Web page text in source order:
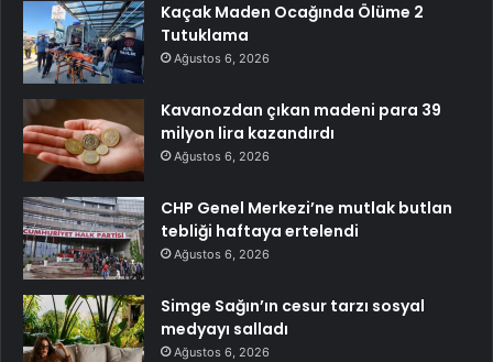
Kaçak Maden Ocağında Ölüme 2
Tutuklama
Ağustos 6, 2026
Kavanozdan çıkan madeni para 39
milyon lira kazandırdı
Ağustos 6, 2026
CHP Genel Merkezi’ne mutlak butlan
tebliği haftaya ertelendi
Ağustos 6, 2026
Simge Sağın’ın cesur tarzı sosyal
medyayı salladı
Ağustos 6, 2026